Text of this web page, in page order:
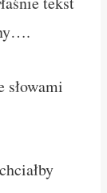
słowami